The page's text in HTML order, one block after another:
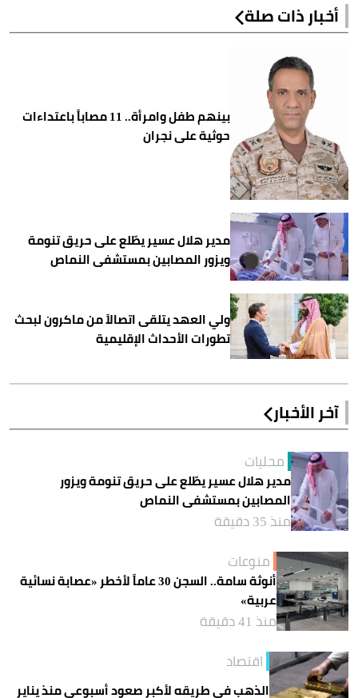
أخبار ذات صلة
بينهم طفل وامرأة.. 11 مصاباً باعتداءات
حوثية على نجران
مدير هلال عسير يطّلع على حريق تنومة
ويزور المصابين بمستشفى النماص
ولي العهد يتلقى اتصالاً من ماكرون لبحث
تطورات الأحداث الإقليمية
آخر الأخبار
محليات
مدير هلال عسير يطّلع على حريق تنومة ويزور
المصابين بمستشفى النماص
منذ 35 دقيقة
منوعات
أنوثة سامة.. السجن 30 عاماً لأخطر «عصابة نسائية
عربية»
منذ 41 دقيقة
اقتصاد
الذهب في طريقه لأكبر صعود أسبوعي منذ يناير